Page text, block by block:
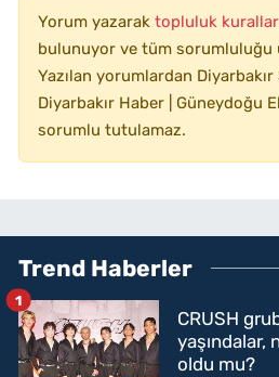
Yorum yazarak topluluk
bulunuyor ve tüm sorumluluğu
Yazılan yorumlardan
Diyarbakır Haber | Güneydoğu
sorumlu tutulamaz.
Trend Haberler
CRUSH
yaşındalar,
oldu mu?
1